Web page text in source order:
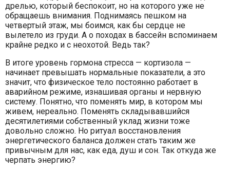
дрелью, который беспокоит, но на которого уже не
обращаешь внимания. Поднимаясь пешком на
четвертый этаж, мы боимся, как бы сердце не
вылетело из груди. А о походах в бассейн вспоминаем
крайне редко и с неохотой. Ведь так?
В итоге уровень гормона стресса — кортизола —
начинает превышать нормальные показатели, а это
значит, что физическое тело постоянно работает в
аварийном режиме, изнашивая органы и нервную
систему. Понятно, что поменять мир, в котором мы
живем, нереально. Поменять складывавшийся
десятилетиями собственный уклад жизни тоже
довольно сложно. Но ритуал восстановления
энергетического баланса должен стать таким же
привычным для нас, как еда, душ и сон. Так откуда же
черпать энергию?